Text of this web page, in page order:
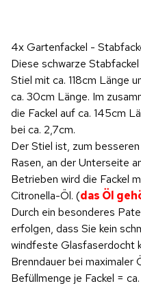
4x Gartenfackel -
Diese schwarze
Stiel mit ca. 118cm Länge
ca. 30cm Länge. Im
die Fackel auf ca. 145cm
bei ca. 2,7cm.
Der Stiel ist, zum
Rasen, an der Unterseite
Betrieben wird die Fackel
Citronella-Öl. (das Öl
Durch ein besonderes
erfolgen, dass Sie kein
windfeste Glasfaserdocht
Brenndauer bei maximaler
Befüllmenge je Fackel =